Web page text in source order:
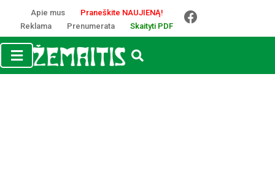
Apie mus
Praneškite NAUJIENĄ!
Reklama
Prenumerata Skaityti PDF